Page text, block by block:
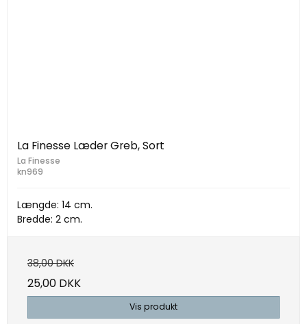
La Finesse Læder Greb, Sort
La Finesse
kn969
Længde: 14 cm.
Bredde: 2 cm.
38,00 DKK
25,00 DKK
Vis produkt